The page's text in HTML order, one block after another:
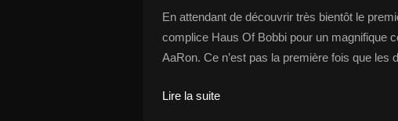
En attendant de découvrir très bientôt le
complice Haus Of Bobbi pour un magnifique
AaRon. Ce n’est pas la première fois que les
Lire la suite